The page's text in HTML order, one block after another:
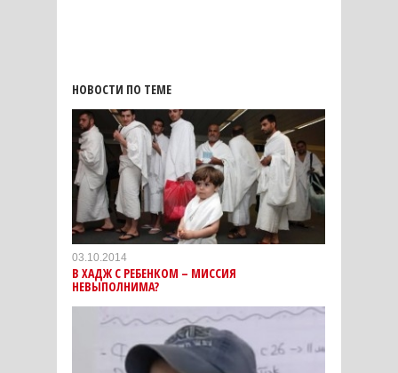
НОВОСТИ ПО ТЕМЕ
03.10.2014
В ХАДЖ С РЕБЕНКОМ – МИССИЯ
НЕВЫПОЛНИМА?